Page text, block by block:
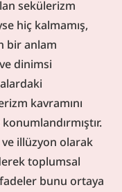
sekülerizm
hiç kalmamış,
bir anlam
dinimsi
kavramını
illüzyon olarak
toplumsal
ifadeler bunu ortaya